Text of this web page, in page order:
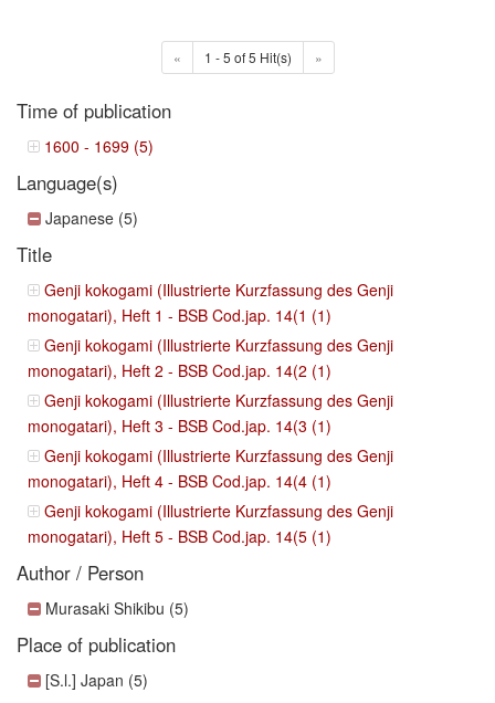
« 1 - 5 of 5 Hit(s) »
Time of publication
1600 - 1699 (5)
Language(s)
Japanese (5)
Title
Genji kokogami (Illustrierte Kurzfassung des Genji
monogatari), Heft 1 - BSB Cod.jap. 14(1 (1)
Genji kokogami (Illustrierte Kurzfassung des Genji
monogatari), Heft 2 - BSB Cod.jap. 14(2 (1)
Genji kokogami (Illustrierte Kurzfassung des Genji
monogatari), Heft 3 - BSB Cod.jap. 14(3 (1)
Genji kokogami (Illustrierte Kurzfassung des Genji
monogatari), Heft 4 - BSB Cod.jap. 14(4 (1)
Genji kokogami (Illustrierte Kurzfassung des Genji
monogatari), Heft 5 - BSB Cod.jap. 14(5 (1)
Author / Person
Murasaki Shikibu (5)
Place of publication
[S.l.] Japan (5)